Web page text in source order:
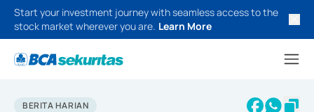
Start your investment journey with seamless access to the
stock market wherever you are. Learn More
BERITA HARIAN